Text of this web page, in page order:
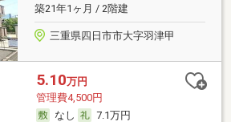
築21年1ヶ月 / 2階建
三重県四日市市大字羽津甲
5.10万円
管理費4,500円
なし
7.1万円